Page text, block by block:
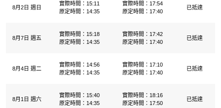
8月2日 週日
實際時間：15:11
原定時間：14:35
實際時間：17:54
原定時間：17:40
已抵達
8月7日 週五
實際時間：15:18
原定時間：14:35
實際時間：17:42
原定時間：17:40
已抵達
8月4日 週二
實際時間：14:56
原定時間：14:35
實際時間：17:10
原定時間：17:40
已抵達
8月1日 週六
實際時間：15:40
原定時間：14:35
實際時間：18:16
原定時間：17:50
已抵達